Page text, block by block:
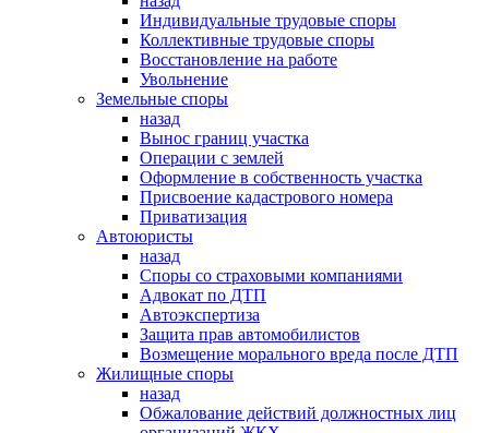
Индивидуальные трудовые споры
Коллективные трудовые споры
Восстановление на работе
Увольнение
Земельные споры
назад
Вынос границ участка
Операции с землей
Оформление в собственность участка
Присвоение кадастрового номера
Приватизация
Автоюристы
назад
Споры со страховыми компаниями
Адвокат по ДТП
Автоэкспертиза
Защита прав автомобилистов
Возмещение морального вреда после ДТП
Жилищные споры
назад
Обжалование действий должностных лиц